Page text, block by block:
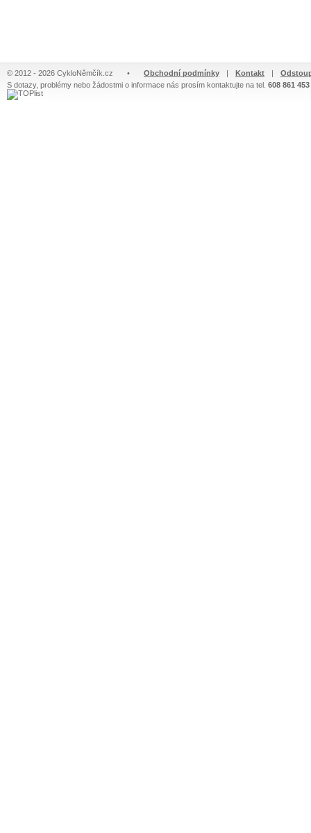
© 2012 - 2026 CykloNěmčík.cz • Obchodní podmínky | Kontakt |
S dotazy, problémy nebo žádostmi o informace nás prosím kontaktujte na tel. 608 861 453